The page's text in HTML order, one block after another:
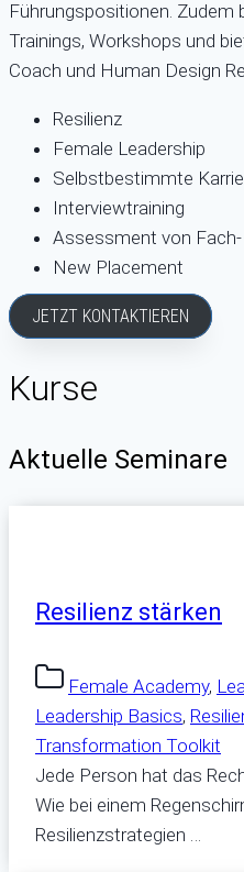
Führungspositionen. Zudem
Trainings, Workshops und
Coach und Human Design
Resilienz
Female Leadership
Selbstbestimmte
Interviewtraining
Assessment von
New Placement
JETZT KONTAKTIEREN
Kurse
Aktuelle Seminare
Resilienz stärken
Female Academy,
Leadership Basics,
Transformation Toolkit
Jede Person hat das
Wie bei einem
Resilienzstrategien …